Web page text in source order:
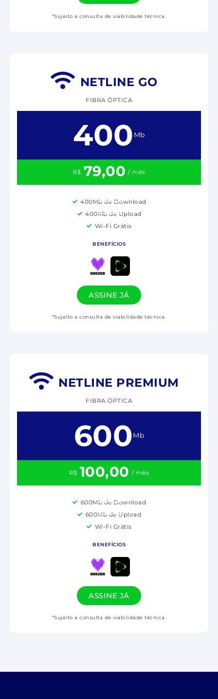
*Sujeito a consulta de viabilidade técnica.
NETLINE GO
FIBRA ÓPTICA
400 Mb
R$ 79,00 / mês
400Mb de Download
400Mb de Upload
Wi-Fi Grátis
BENEFÍCIOS
ASSINE JÁ
*Sujeito a consulta de viabilidade técnica.
NETLINE PREMIUM
FIBRA ÓPTICA
600Mb
R$ 100,00 / mês
600Mb de Download
600Mb de Upload
Wi-Fi Grátis
BENEFÍCIOS
ASSINE JÁ
*Sujeito a consulta de viabilidade técnica.